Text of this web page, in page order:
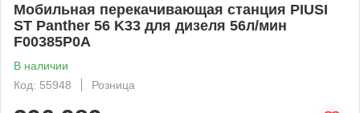
Мобильная перекачивающая станция PIUSI
ST Panther 56 K33 для дизеля 56л/мин
F00385P0A
В наличии
Код: 55948
Розница